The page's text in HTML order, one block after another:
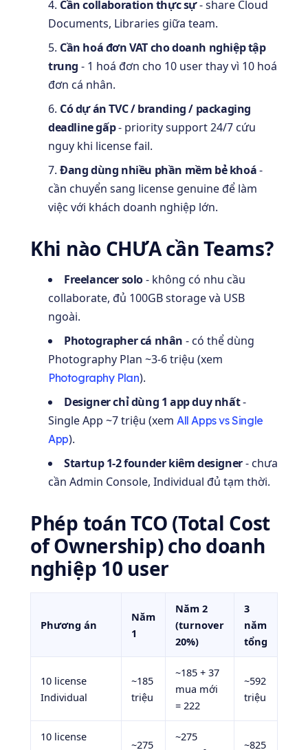
Cần collaboration thực sự- share Cloud
Documents, Libraries giữa team.
Cần hoá đơn VAT cho doanh nghiệp tập
trung - 1 hoá đơn cho 10 user thay vì 10 hoá
đơn cá nhân.
Có dự án TVC / branding / packaging
deadline gấp- priority support 24/7 cứu
nguy khi license fail.
Đang dùng nhiều phần mềm bẻ khoá-
cần chuyển sang license genuine để làm
việc với khách doanh nghiệp lớn.
Khi nào CHƯA cần Teams?
Freelancer solo- không có nhu cầu
collaborate, đủ 100GB storage và USB
ngoài.
Photographer cá nhân - có thể dùng
Photography Plan ~3-6 triệu (xem
Photography Plan).
Designer chỉ dùng 1 app duy nhất-
Single App ~7 triệu (xem All Apps vs Single
App).
Startup 1-2 founder kiêm designer- chưa
cần Admin Console, Individual đủ tạm thời.
Phép toán TCO (Total Cost
of Ownership) cho doanh
nghiệp 10 user
Phương án
Năm
1
Năm 2
(turnover
20%)
3
năm
tổng
10 license
Individual
~185
triệu
~185 + 37
mua mới
= 222
~592
triệu
10 license
~275
~275
~825